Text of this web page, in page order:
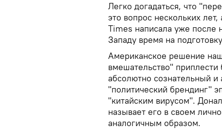
Легко догадаться, что
это вопрос нескольких
Times написала уже после
Западу время на
Американское решение
вмешательство"
абсолютно сознательный
"политический брендинг"
"китайским вирусом".
называет его в своем
аналогичным образом.